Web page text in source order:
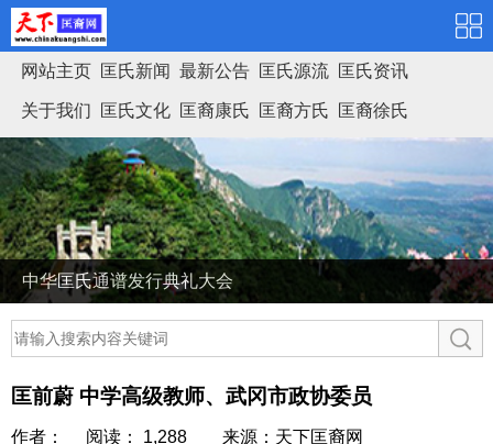
网站主页 匡氏新闻 最新公告 匡氏源流 匡氏资讯
关于我们 匡氏文化 匡裔康氏 匡裔方氏 匡裔徐氏
匡氏家谱
中华匡氏通谱发行典礼大会
匡前蔚 中学高级教师、武冈市政协委员
作者： 阅读： 1,288 来源：天下匡裔网